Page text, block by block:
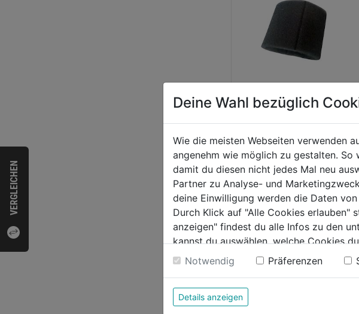
VERGLEICHEN
Schaumstofffilter f.
PA100S
0.0 (0)
0.0
von
5
Sternen.
10,99€
Deine Wahl bezüglich
Wie die meisten Webseiten verwenden
angenehm wie möglich zu gestalten.
damit du diesen nicht jedes Mal neu
Partner zu Analyse- und
deine Einwilligung werden die Daten
Durch Klick auf "Alle Cookies erlauben"
anzeigen" findest du alle Infos zu den
kannst du auswählen, welche Cookies
Weitere Informationen findest du in
Notwendig Präferenzen
Details anzeigen